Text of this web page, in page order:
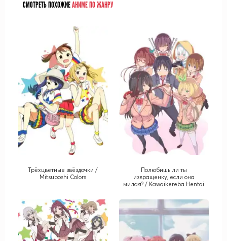
СМОТРЕТЬ ПОХОЖИЕАНИМЕ ПО ЖАНРУ
Трёхцветные звёздочки /
Mitsuboshi Colors
Полюбишь ли ты
извращенку, если она
милая? / Kawaikereba Hentai
ka?